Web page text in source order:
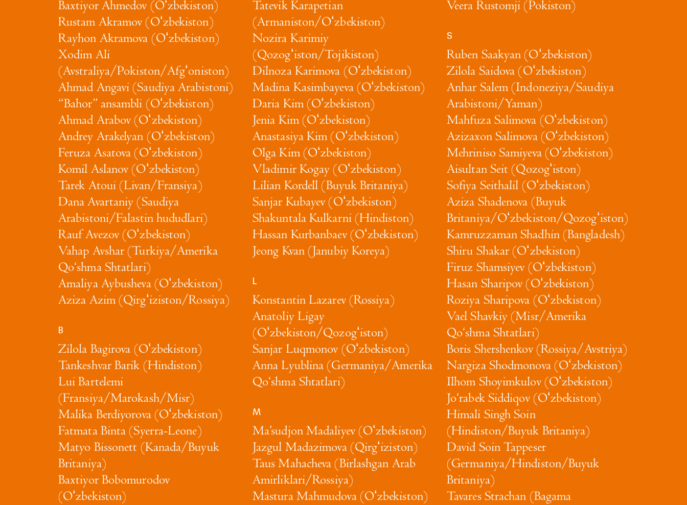
Baxtiyor Ahmedov (Oʻzbekiston)
Rustam Akramov (Oʻzbekiston)
Rayhon Akramova (Oʻzbekiston)
Xodim Ali
(Avstraliya/Pokiston/Afgʻoniston)
Ahmad Angavi (Saudiya Arabistoni)
“Bahor” ansambli (Oʻzbekiston)
Ahmad Arabov (Oʻzbekiston)
Andrey Arakelyan (Oʻzbekiston)
Feruza Asatova (Oʻzbekiston)
Komil Aslanov (Oʻzbekiston)
Tarek Atoui (Livan/Fransiya)
Dana Avartaniy (Saudiya
Arabistoni/Falastin hududlari)
Rauf Avezov (Oʻzbekiston)
Vahap Avshar (Turkiya/Amerika
Qo‘shma Shtatlari)
Amaliya Aybusheva (Oʻzbekiston)
Aziza Azim (Qirgʻiziston/Rossiya)
B
Zilola Bagirova (Oʻzbekiston)
Tankeshvar Barik (Hindiston)
Lui Bartelemi
(Fransiya/Marokash/Misr)
Malika Berdiyorova (Oʻzbekiston)
Fatmata Binta (Syerra-Leone)
Matyo Bissonett (Kanada/Buyuk
Britaniya)
Baxtiyor Bobomurodov
(Oʻzbekiston)
Tatevik Karapetian
(Armaniston/Oʻzbekiston)
Nozira Karimiy
(Qozogʻiston/Tojikiston)
Dilnoza Karimova (Oʻzbekiston)
Madina Kasimbayeva (Oʻzbekiston)
Daria Kim (Oʻzbekiston)
Jenia Kim (Oʻzbekiston)
Anastasiya Kim (Oʻzbekiston)
Olga Kim (Oʻzbekiston)
Vladimir Kogay (Oʻzbekiston)
Lilian Kordell (Buyuk Britaniya)
Sanjar Kubayev (Oʻzbekiston)
Shakuntala Kulkarni (Hindiston)
Hassan Kurbanbaev (Oʻzbekiston)
Jeong Kvan (Janubiy Koreya)
L
Konstantin Lazarev (Rossiya)
Anatoliy Ligay
(Oʻzbekiston/Qozogʻiston)
Sanjar Luqmonov (Oʻzbekiston)
Anna Lyublina (Germaniya/Amerika
Qo‘shma Shtatlari)
M
Ma’sudjon Madaliyev (Oʻzbekiston)
Jazgul Madazimova (Qirgʻiziston)
Taus Mahacheva (Birlashgan Arab
Amirliklari/Rossiya)
Mastura Mahmudova (Oʻzbekiston)
Veera Rustomji (Pokiston)
S
Ruben Saakyan (Oʻzbekiston)
Zilola Saidova (Oʻzbekiston)
Anhar Salem (Indoneziya/Saudiya
Arabistoni/Yaman)
Mahfuza Salimova (Oʻzbekiston)
Azizaxon Salimova (Oʻzbekiston)
Mehriniso Samiyeva (Oʻzbekiston)
Aisultan Seit (Qozogʻiston)
Sofiya Seithalil (Oʻzbekiston)
Aziza Shadenova (Buyuk
Britaniya/Oʻzbekiston/Qozogʻiston)
Kamruzzaman Shadhin (Bangladesh)
Shiru Shakar (Oʻzbekiston)
Firuz Shamsiyev (Oʻzbekiston)
Hasan Sharipov (Oʻzbekiston)
Roziya Sharipova (Oʻzbekiston)
Vael Shavkiy (Misr/Amerika
Qo‘shma Shtatlari)
Boris Shershenkov (Rossiya/Avstriya)
Nargiza Shodmonova (Oʻzbekiston)
Ilhom Shoyimkulov (Oʻzbekiston)
Jo‘rabek Siddiqov (Oʻzbekiston)
Himali Singh Soin
(Hindiston/Buyuk Britaniya)
David Soin Tappeser
(Germaniya/Hindiston/Buyuk
Britaniya)
Tavares Strachan (Bagama